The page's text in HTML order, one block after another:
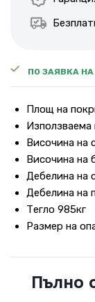
ПО ЗАЯВКА
Площ на
Използваема
Височина на
Височина на
Дебелина на
Дебелина на
Тегло 985кг
Размер на
Пълно